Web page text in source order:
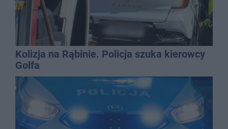
Kolizja na Rąbinie. Policja szuka kierowcy
Golfa